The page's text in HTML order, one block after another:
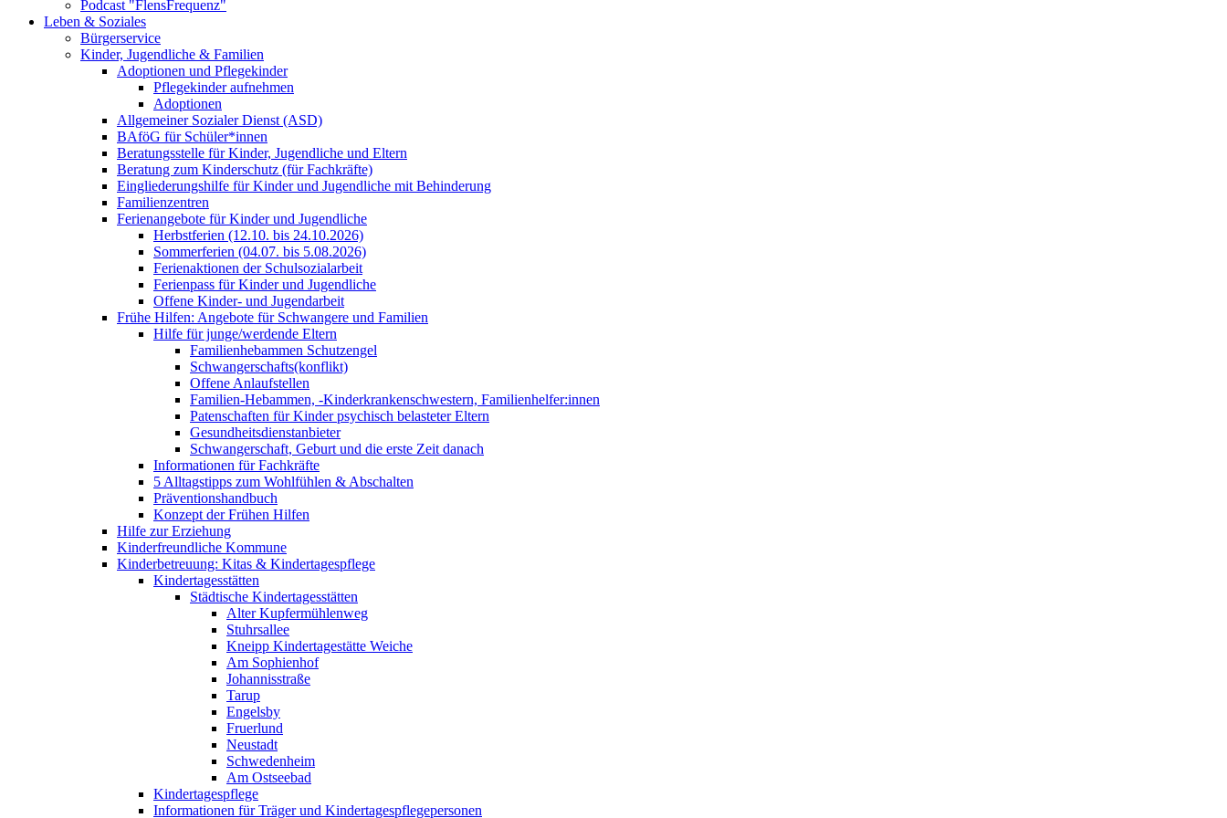
Podcast "FlensFrequenz"
Leben & Soziales
Bürgerservice
Kinder, Jugendliche & Familien
Adoptionen und Pflegekinder
Pflegekinder aufnehmen
Adoptionen
Allgemeiner Sozialer Dienst (ASD)
BAföG für Schüler*innen
Beratungsstelle für Kinder, Jugendliche und Eltern
Beratung zum Kinderschutz (für Fachkräfte)
Eingliederungshilfe für Kinder und Jugendliche mit Behinderung
Familienzentren
Ferienangebote für Kinder und Jugendliche
Herbstferien (12.10. bis 24.10.2026)
Sommerferien (04.07. bis 5.08.2026)
Ferienaktionen der Schulsozialarbeit
Ferienpass für Kinder und Jugendliche
Offene Kinder- und Jugendarbeit
Frühe Hilfen: Angebote für Schwangere und Familien
Hilfe für junge/werdende Eltern
Familienhebammen Schutzengel
Schwangerschafts(konflikt)
Offene Anlaufstellen
Familien-Hebammen, -Kinderkrankenschwestern, Familienhelfer:innen
Patenschaften für Kinder psychisch belasteter Eltern
Gesundheitsdienstanbieter
Schwangerschaft, Geburt und die erste Zeit danach
Informationen für Fachkräfte
5 Alltagstipps zum Wohlfühlen & Abschalten
Präventionshandbuch
Konzept der Frühen Hilfen
Hilfe zur Erziehung
Kinderfreundliche Kommune
Kinderbetreuung: Kitas & Kindertagespflege
Kindertagesstätten
Städtische Kindertagesstätten
Alter Kupfermühlenweg
Stuhrsallee
Kneipp Kindertagestätte Weiche
Am Sophienhof
Johannisstraße
Tarup
Engelsby
Fruerlund
Neustadt
Schwedenheim
Am Ostseebad
Kindertagespflege
Informationen für Träger und Kindertagespflegepersonen